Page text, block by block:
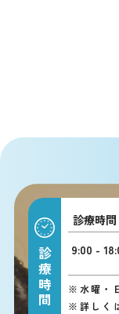
診療時間
診療時間
9:00 -
※ 水曜・
※ 詳しく